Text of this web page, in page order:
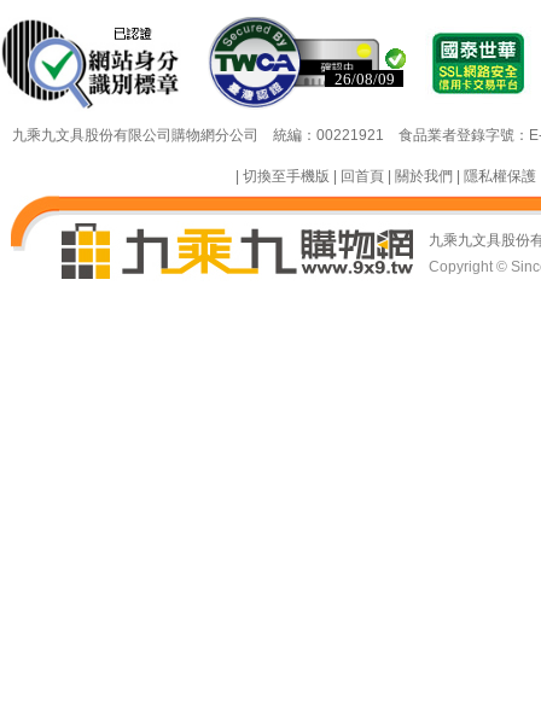
26/08/09
26/08/09
九乘九文具股份有限公司購物網分公司 統編：00221921 食品業者登錄字號
切換至手機版 回首頁| 關於我們 隱私權保護
九乘九文具股份
Copyright ©